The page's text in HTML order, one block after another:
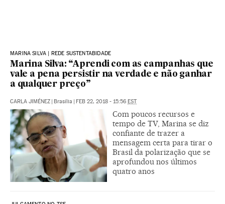
MARINA SILVA | REDE SUSTENTABIDADE
Marina Silva: “Aprendi com as campanhas que
vale a pena persistir na verdade e não ganhar
a qualquer preço”
CARLA JIMÉNEZ | Brasília | FEB 22, 2018 - 15:56 EST
Com poucos recursos e
tempo de TV, Marina se diz
confiante de trazer a
mensagem certa para tirar o
Brasil da polarização que se
aprofundou nos últimos
quatro anos